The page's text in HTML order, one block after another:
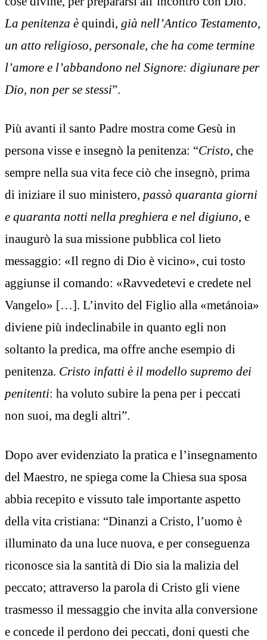
La penitenza è quindi, già nell’Antico Testamento,
un atto religioso, personale, che ha come termine
l’amore e l’abbandono nel Signore: digiunare per
Dio, non per se stessi”.
Più avanti il santo Padre mostra come Gesù in
persona visse e insegnò la penitenza: “Cristo, che
sempre nella sua vita fece ciò che insegnò, prima
di iniziare il suo ministero, passò quaranta giorni
e quaranta notti nella preghiera e nel digiuno, e
inaugurò la sua missione pubblica col lieto
messaggio: «Il regno di Dio è vicino», cui tosto
aggiunse il comando: «Ravvedetevi e credete nel
Vangelo» […]. L’invito del Figlio alla «metánoia»
diviene più indeclinabile in quanto egli non
soltanto la predica, ma offre anche esempio di
penitenza. Cristo infatti è il modello supremo dei
penitenti: ha voluto subire la pena per i peccati
non suoi, ma degli altri”.
Dopo aver evidenziato la pratica e l’insegnamento
del Maestro, ne spiega come la Chiesa sua sposa
abbia recepito e vissuto tale importante aspetto
della vita cristiana: “Dinanzi a Cristo, l’uomo è
illuminato da una luce nuova, e per conseguenza
riconosce sia la santità di Dio sia la malizia del
peccato; attraverso la parola di Cristo gli viene
trasmesso il messaggio che invita alla conversione
e concede il perdono dei peccati, doni questi che